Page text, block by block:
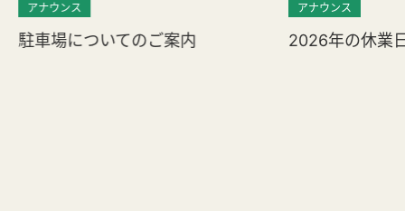
アナウンス
駐車場についてのご案内
アナウンス
2026年の休業